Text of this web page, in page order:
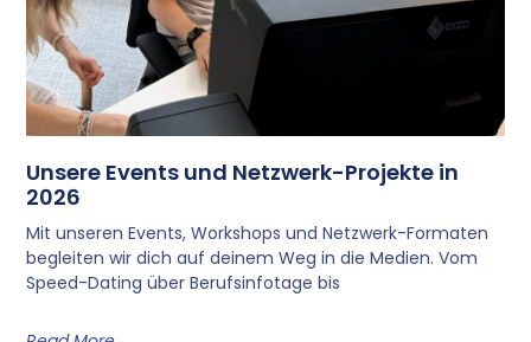
Unsere Events und Netzwerk-Projekte in
2026
Mit unseren Events, Workshops und Netzwerk-Formaten
begleiten wir dich auf deinem Weg in die Medien. Vom
Speed-Dating über Berufsinfotage bis